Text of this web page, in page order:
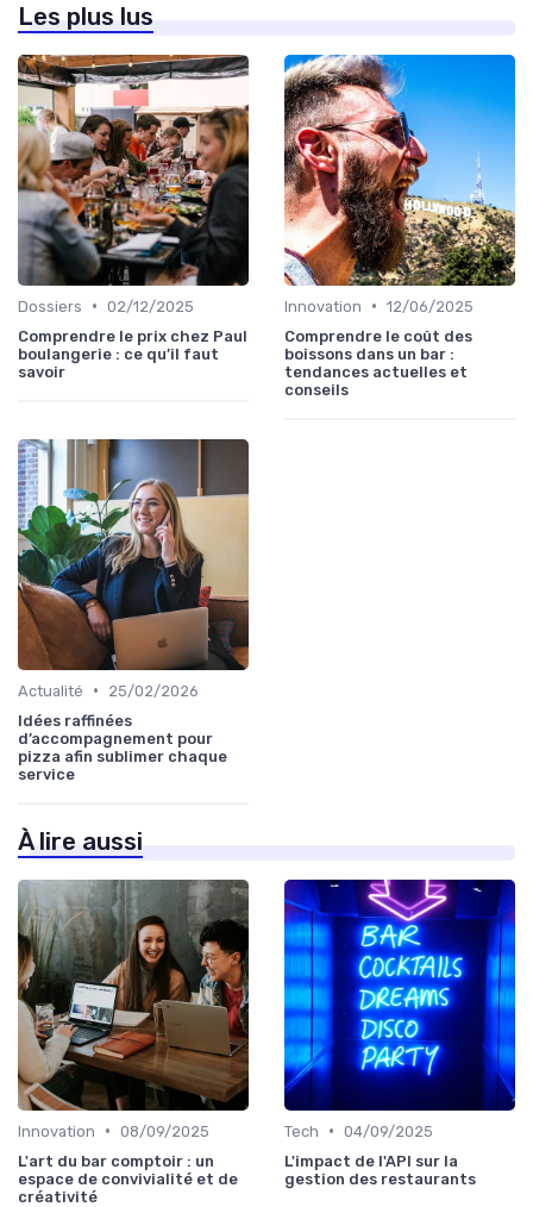
Les plus lus
Dossiers • 02/12/2025
Comprendre le prix chez Paul
boulangerie : ce qu’il faut
savoir
Innovation • 12/06/2025
Comprendre le coût des
boissons dans un bar :
tendances actuelles et
conseils
Actualité •
25/02/2026
Idées raffinées
d’accompagnement pour
pizza afin sublimer chaque
service
À lire aussi
Innovation • 08/09/2025
L'art du bar comptoir : un
espace de convivialité et de
créativité
Tech • 04/09/2025
L'impact de l'API sur la
gestion des restaurants